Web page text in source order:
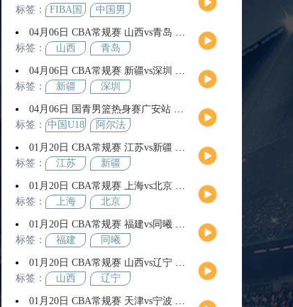
标签：
FIBA国
杯
中国男
04月06日 CBA常规赛 山西vs青岛 全场录像回放
标签：
山西 青岛
04月06日 CBA常规赛 新疆vs深圳 全场录像回放
标签：
新疆 深圳
04月06日 国青男篮热身赛广安站 中国U18男篮vs阿尔法学院 全场录像回放
标签： 中国U18
阿尔法
01月20日 CBA常规赛 江苏vs新疆 全场录像回放
标签：
江苏 新疆
01月20日 CBA常规赛 上海vs北京 全场录像回放
标签：
上海 北京
01月20日 CBA常规赛 福建vs同曦 全场录像回放
标签：
福建 同曦
01月20日 CBA常规赛 山西vs辽宁 全场录像回放
标签：
山西 辽宁
01月20日 CBA常规赛 天津vs宁波 全场录像回放